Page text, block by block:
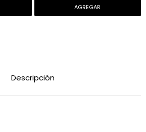
Descripción